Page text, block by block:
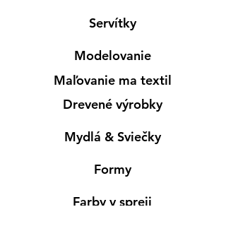
Servítky
Modelovanie
Maľovanie ma textil
Drevené výrobky
Mydlá & Sviečky
Formy
Farby v spreji